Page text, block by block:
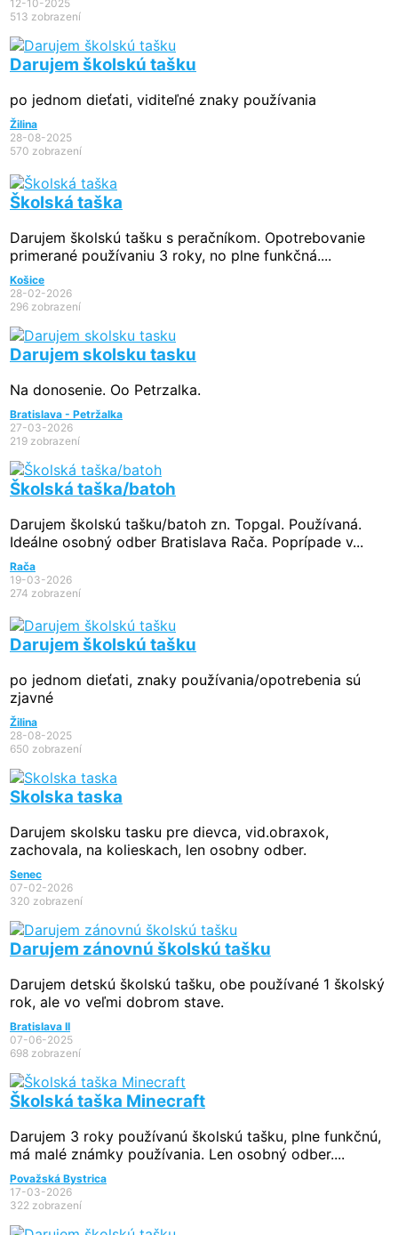
12-10-2025
513 zobrazení
Darujem školskú tašku
po jednom dieťati, viditeľné znaky používania
Žilina
28-08-2025
570 zobrazení
Školská taška
Darujem školskú tašku s peračníkom. Opotrebovanie
primerané používaniu 3 roky, no plne funkčná....
Košice
28-02-2026
296 zobrazení
Darujem skolsku tasku
Na donosenie. Oo Petrzalka.
Bratislava - Petržalka
27-03-2026
219 zobrazení
Školská taška/batoh
Darujem školskú tašku/batoh zn. Topgal. Používaná.
Ideálne osobný odber Bratislava Rača. Poprípade v...
Rača
19-03-2026
274 zobrazení
Darujem školskú tašku
po jednom dieťati, znaky používania/opotrebenia sú
zjavné
Žilina
28-08-2025
650 zobrazení
Skolska taska
Darujem skolsku tasku pre dievca, vid.obraxok,
zachovala, na kolieskach, len osobny odber.
Senec
07-02-2026
320 zobrazení
Darujem zánovnú školskú tašku
Darujem detskú školskú tašku, obe používané 1 školský
rok, ale vo veľmi dobrom stave.
Bratislava II
07-06-2025
698 zobrazení
Školská taška Minecraft
Darujem 3 roky používanú školskú tašku, plne funkčnú,
má malé známky používania. Len osobný odber....
Považská Bystrica
17-03-2026
322 zobrazení